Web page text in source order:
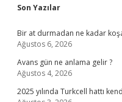
Sidebar
Son Yazılar
Bir at durmadan ne kadar
Ağustos 6, 2026
Avans gün ne anlama gelir ?
Ağustos 4, 2026
2025 yılında Turkcell hattı